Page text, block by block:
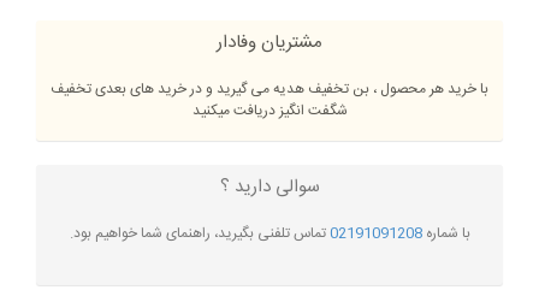
مشتریان وفادار
با خرید هر محصول ، بن تخفیف هدیه می گیرید و در خرید های بعدی تخفیف
شگفت انگیز دریافت میکنید
سوالی دارید ؟
با شماره02191091208تماس تلفنی بگیرید، راهنمای شما خواهیم بود.